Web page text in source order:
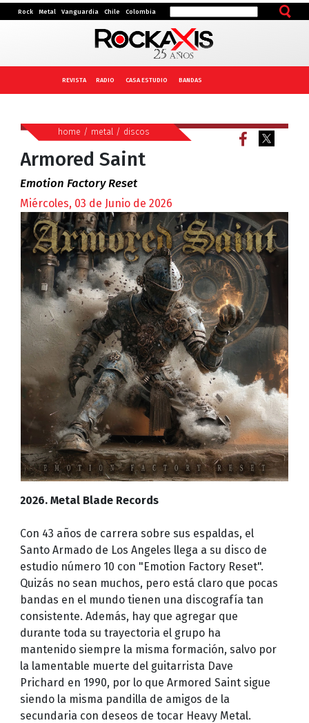
Rock Metal Vanguardia Chile Colombia
REVISTA RADIO CASA ESTUDIO BANDAS
home / metal / discos
Armored Saint
Emotion Factory Reset
Miércoles, 03 de Junio de 2026
2026. Metal Blade Records
Con 43 años de carrera sobre sus espaldas, el
Santo Armado de Los Angeles llega a su disco de
estudio número 10 con "Emotion Factory Reset".
Quizás no sean muchos, pero está claro que pocas
bandas en el mundo tienen una discografía tan
consistente. Además, hay que agregar que
durante toda su trayectoria el grupo ha
mantenido siempre la misma formación, salvo por
la lamentable muerte del guitarrista Dave
Prichard en 1990, por lo que Armored Saint sigue
siendo la misma pandilla de amigos de la
secundaria con deseos de tocar Heavy Metal.